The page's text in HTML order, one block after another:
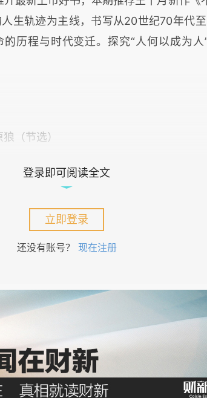
生轨迹为主线，书写从20世纪70年代
历程与时代变迁。探究“人何以成为人
（节选）
，更糟的是，他们失去了方向。他们走在
尔一见的农舍，另一边是和公路几乎平
凤尾竹。越过凤尾竹是农田，再远处，
者。“走不动了，就停下来歇歇脚吧。”
大，五官挺拔，穿黑色呢子大衣，叼着
他们可以确定，这人是他们十分熟悉的
时何地见过。“谢谢您，我还能走的。”
登录即可阅读全文
立即登录
还没有账号？ 现在注册